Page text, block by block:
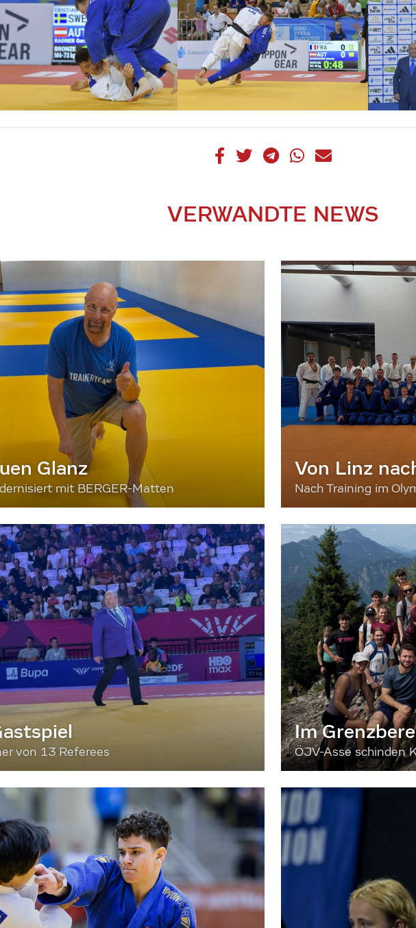
VERWANDTE NEWS
Glanz
mit BERGER-Matten
Von Linz
Nach Training im
von 13 Referees
Im
ÖJV-Asse schinden